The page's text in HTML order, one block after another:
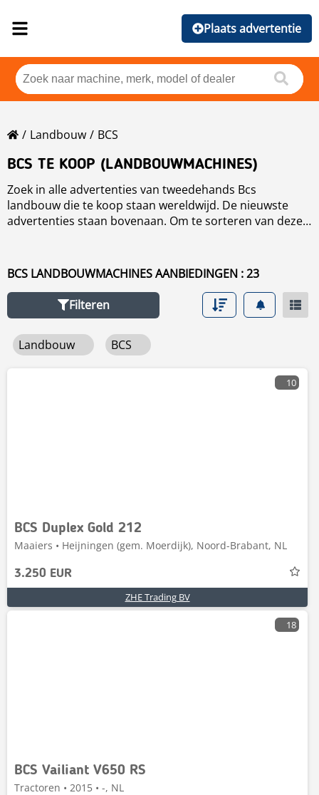
Plaats advertentie
Landbouw
BCS
BCS TE KOOP (LANDBOUWMACHINES)
Zoek in alle advertenties van tweedehands Bcs
landbouw die te koop staan wereldwijd. De nieuwste
advertenties staan bovenaan. Om te sorteren van deze
BCS LANDBOUWMACHINES AANBIEDINGEN : 23
Filteren
Landbouw BCS
10
BCS Duplex Gold 212
Maaiers • Heijningen (gem. Moerdijk), Noord-Brabant, NL
3.250 EUR
ZHE Trading BV
18
BCS Vailiant V650 RS
Tractoren • 2015 • -, NL